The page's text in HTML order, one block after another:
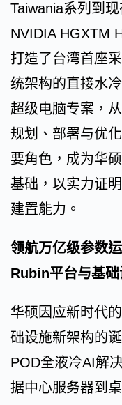
Taiwania系列到
NVIDIA HGXTM
打造了台湾首座
统架构的直接水
超级电脑专案，
规划、部署与优
要角色，成为华
基础，以实力证
建置能力。
领航万亿级参数
Rubin平台与基础
华硕因应新时代
础设施新架构的
POD全液冷AI解
据中心服务器到